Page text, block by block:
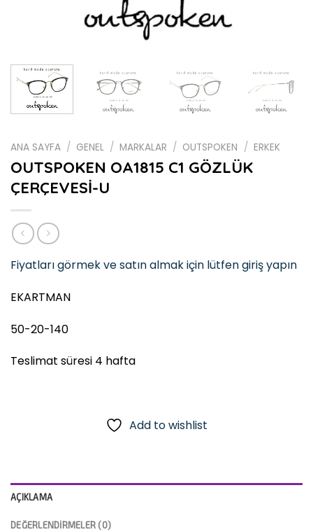
ANA SAYFA / GENEL / MARKALAR / OUTSPOKEN / ERKEK
OUTSPOKEN OA1815 C1 GÖZLÜK
ÇERÇEVESİ-U
Fiyatları görmek ve satın almak için lütfen giriş yapın
EKARTMAN
50-20-140
Teslimat süresi 4 hafta
Add to wishlist
AÇIKLAMA
DEĞERLENDIRMELER (0)